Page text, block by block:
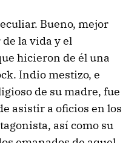
Bueno, mejor
la vida y el
hicieron de él una
Indio mestizo, e
de su madre, fue
asistir a oficios en los
así como su